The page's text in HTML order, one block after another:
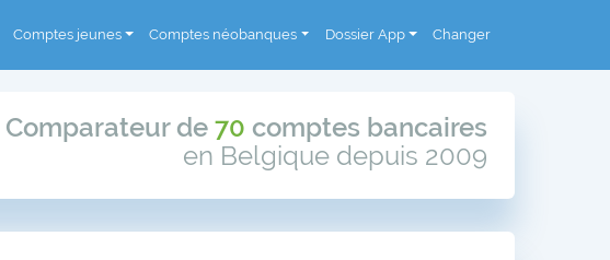
Comptes jeunes Comptes néobanques Dossier App Changer
Comparateur de 70 comptes bancaires
en Belgique depuis 2009